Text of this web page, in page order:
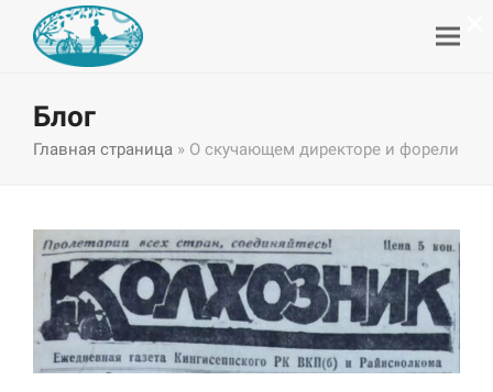
Блог
Главная страница » О скучающем директоре и форели